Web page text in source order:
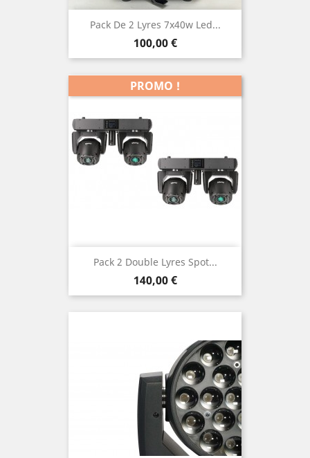
Pack De 2 Lyres 7x40w Led...
Prix
100,00 €
Pack 2 Double Lyres Spot...
Prix
140,00 €
PROMO !